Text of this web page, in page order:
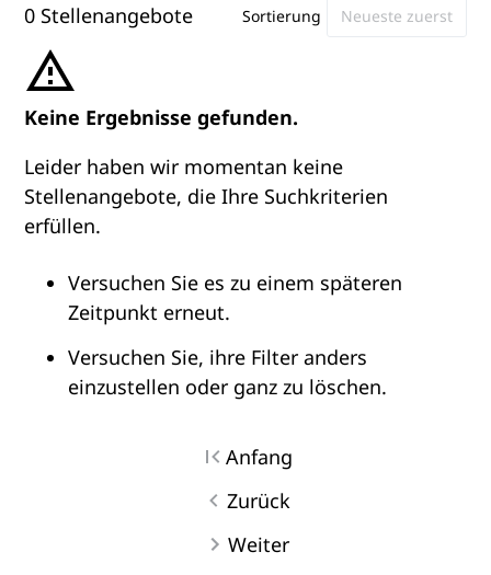
0 Stellenangebote Sortierung
Keine Ergebnisse gefunden.
Leider haben wir momentan keine
Stellenangebote, die Ihre Suchkriterien
erfüllen.
Versuchen Sie es zu einem späteren
Zeitpunkt erneut.
Versuchen Sie, ihre Filter anders
einzustellen oder ganz zu löschen.
Anfang
Zurück
Weiter